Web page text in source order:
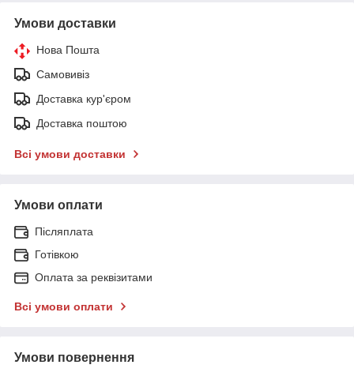
Умови доставки
Нова Пошта
Самовивіз
Доставка кур'єром
Доставка поштою
Всі умови доставки
Умови оплати
Післяплата
Готівкою
Оплата за реквізитами
Всі умови оплати
Умови повернення